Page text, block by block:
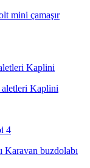
mini çamaşır
Kaplini
buzdolabı